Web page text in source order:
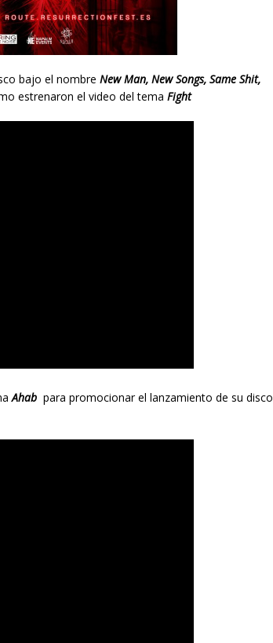
bajo el nombre New Man, New Songs, Same Shit,
estrenaron el video del tema Fight
Ahab para promocionar el lanzamiento de su disco